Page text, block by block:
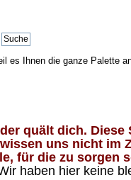
es Ihnen die ganze Palette
quält dich.
uns nicht
für die zu sorgen
haben hier keine